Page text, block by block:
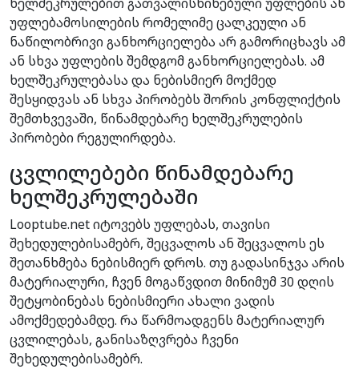
უფლებამოსილების რომელიმე ცალკეული ან
ნაწილობრივი განხორციელება არ გამორიცხავს ამ
ან სხვა უფლების შემდგომ განხორციელებას. ამ
ხელშეკრულებასა და ნებისმიერ მოქმედ
შესყიდვას ან სხვა პირობებს შორის კონფლიქტის
შემთხვევაში, წინამდებარე ხელშეკრულების
პირობები რეგულირდება.
ცვლილებები წინამდებარე
ხელშეკრულებაში
Looptube.net იტოვებს უფლებას, თავისი
შეხედულებისამებრ, შეცვალოს ან შეცვალოს ეს
შეთანხმება ნებისმიერ დროს. თუ გადასინჯვა არის
მატერიალური, ჩვენ მოგაწვდით მინიმუმ 30 დღის
შეტყობინებას ნებისმიერი ახალი ვადის
ამოქმედებამდე. რა წარმოადგენს მატერიალურ
ცვლილებას, განისაზღვრება ჩვენი
შეხედულებისამებრ.